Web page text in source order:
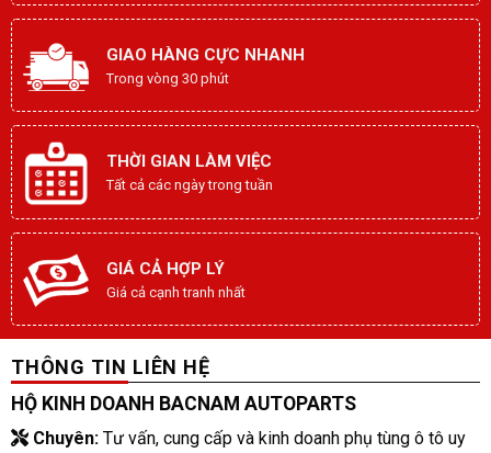
GIAO HÀNG CỰC NHANH
Trong vòng 30 phút
THỜI GIAN LÀM VIỆC
Tất cả các ngày trong tuần
GIÁ CẢ HỢP LÝ
Giá cả cạnh tranh nhất
THÔNG TIN LIÊN HỆ
HỘ KINH DOANH BACNAM AUTOPARTS
Chuyên:Tư vấn, cung cấp và kinh doanh phụ tùng ô tô uy